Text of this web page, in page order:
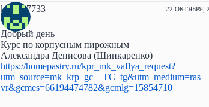
katrina7733 22 ОКТЯБРЯ,
Добрый день
Курс по корпусным пирожным
Александра Денисова (Шинкаренко)
https://homepastry.ru/kpr_mk_vaflya_request?
vr&gcmes=66194474782&gcmlg=15854710